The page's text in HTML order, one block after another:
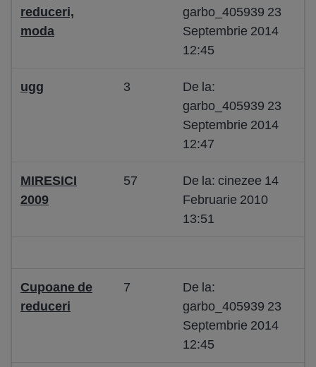
reduceri,
moda
garbo_405939 23
Septembrie 2014
12:45
ugg 3
De la:
garbo_405939 23
Septembrie 2014
12:47
MIRESICI
2009
57
De la: cinezee 14
Februarie 2010
13:51
Cupoane de
reduceri
7
De la:
garbo_405939 23
Septembrie 2014
12:45